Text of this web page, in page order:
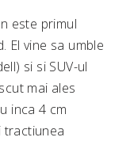
este primul
El vine sa umble
si si SUV-ul
mai ales
inca 4 cm
tractiunea